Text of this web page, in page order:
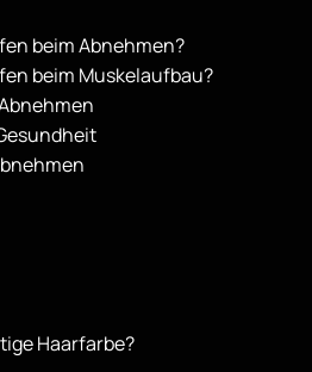
beim Abnehmen?
beim Muskelaufbau?
Haarfarbe?